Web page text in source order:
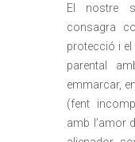
El nostre
consagra
protecció i el
parental
emmarcar,
(fent
amb l’amor